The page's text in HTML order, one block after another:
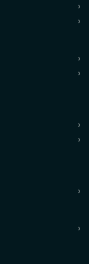
›
›
›
›
›
›
›
›